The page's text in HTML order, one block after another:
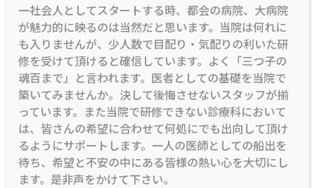
一社会人としてスタートする時、都会の病院、大病院
が魅力的に映るのは当然だと思います。当院は何れに
も入りませんが、少人数で目配り・気配りの利いた研
修を受けて頂けると確信しています。よく「三つ子の
魂百まで」と言われます。医者としての基礎を当院で
築いてみませんか。決して後悔させないスタッフが揃
っています。また当院で研修できない診療科において
は、皆さんの希望に合わせて何処にでも出向して頂け
るようにサポートします。一人の医師としての船出を
待ち、希望と不安の中にある皆様の熱い心を大切にし
ます。是非声をかけて下さい。